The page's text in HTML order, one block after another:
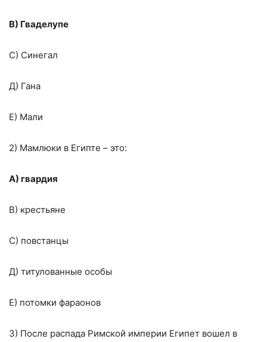
В) Гваделупе
С) Синегал
Д) Гана
Е) Мали
2) Мамлюки в Египте – это:
А) гвардия
В) крестьяне
С) повстанцы
Д) титулованные особы
Е) потомки фараонов
3) После распада Римской империи Египет вошел в